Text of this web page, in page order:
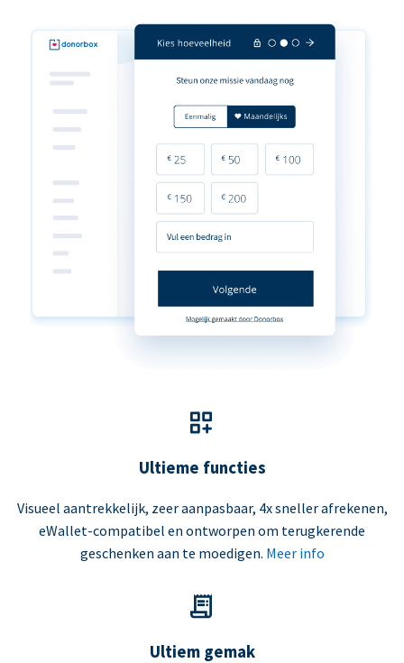
Ultieme functies
Visueel aantrekkelijk, zeer aanpasbaar, 4x sneller afrekenen,
eWallet-compatibel en ontworpen om terugkerende
geschenken aan te moedigen. Meer info
Ultiem gemak